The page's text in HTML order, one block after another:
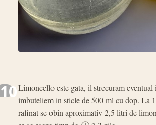
10Limoncello este gata, il strecuram eventual
imbuteliem in sticle de 500 ml cu dop. La
rafinat se obin aproximativ 2,5 litri de